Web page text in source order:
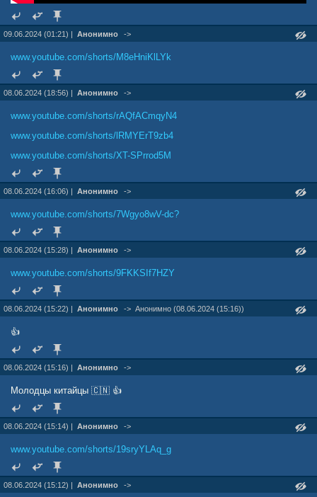
09.06.2024 (01:21) | Анонимно ->
www.youtube.com/shorts/M8eHniKlLYk
08.06.2024 (18:56) | Анонимно ->
www.youtube.com/shorts/rAQfACmqyN4
www.youtube.com/shorts/lRMYErT9zb4
www.youtube.com/shorts/XT-SPrrod5M
08.06.2024 (16:06) | Анонимно ->
www.youtube.com/shorts/7Wgyo8wV-dc?
08.06.2024 (15:28) | Анонимно ->
www.youtube.com/shorts/9FKKSIf7HZY
08.06.2024 (15:22) | Анонимно -> Анонимно (08.06.2024 (15:16))
👍
08.06.2024 (15:16) | Анонимно ->
Молодцы китайцы 🇨🇳 👍
08.06.2024 (15:14) | Анонимно ->
www.youtube.com/shorts/19sryYLAq_g
08.06.2024 (15:12) | Анонимно ->